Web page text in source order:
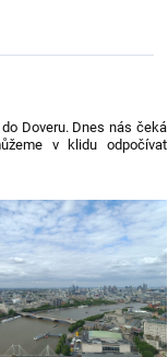
Doveru. Dnes nás čeká
v klidu odpočívat